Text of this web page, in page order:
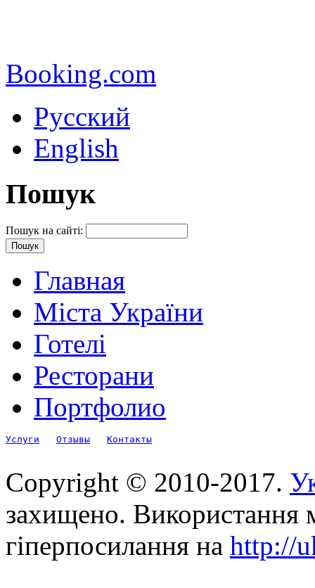
Booking.com
Русский
English
Пошук
Пошук на сайті:
Главная
Міста України
Готелі
Ресторани
Портфолио
Услуги Отзывы Контакты
Copyright © 2010-2017.
захищено. Використання
гіперпосилання на http://